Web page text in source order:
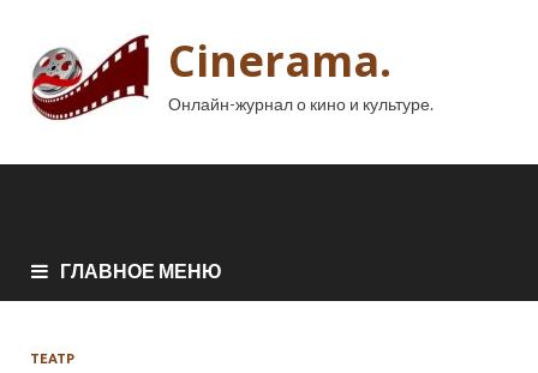
Cinerama.
Онлайн-журнал о кино и культуре.
ГЛАВНОЕ МЕНЮ
ТЕАТР